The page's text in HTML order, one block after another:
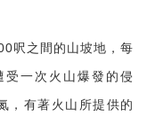
呎之間的山坡地，每
受一次火山爆發的侵
，有著火山所提供的